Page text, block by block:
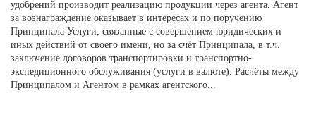
удобрений производит реализацию продукции через агента. Агент
за вознаграждение оказывает в интересах и по поручению
Принципала Услуги, связанные с совершением юридических и
иных действий от своего имени, но за счёт Принципала, в т.ч.
заключение договоров транспортировки и транспортно-
экспедиционного обслуживания (услуги в валюте). Расчёты между
Принципалом и Агентом в рамках агентского...